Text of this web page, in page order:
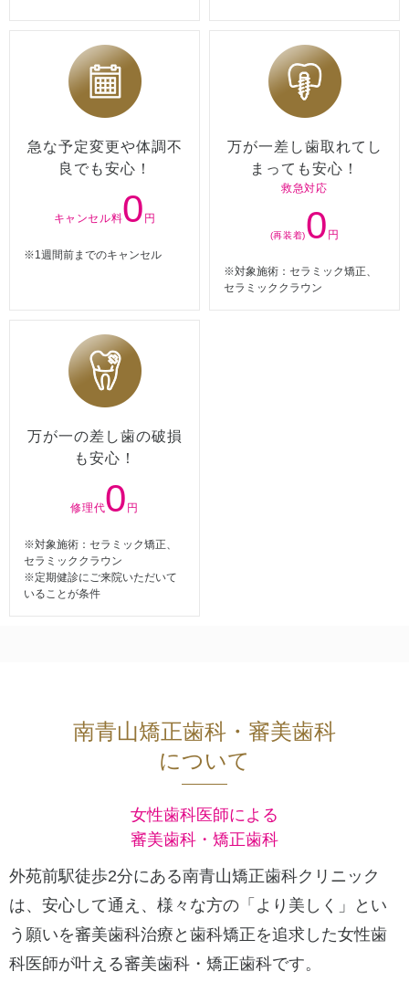
急な予定変更や体調不
良でも安心！
キャンセル料0 円
※1週間前までのキャンセル
万が一差し歯取れてし
まっても安心！
救急対応
(再装着)0 円
※対象施術：セラミック矯正、
セラミッククラウン
万が一の差し歯の破損
も安心！
修理代0 円
※対象施術：セラミック矯正、
セラミッククラウン
※定期健診にご来院いただいて
いることが条件
南青山矯正歯科・審美歯科
について
女性歯科医師による
審美歯科・矯正歯科
外苑前駅徒歩2分にある南青山矯正歯科クリニック
は、 安心して通え、様々な方の「より美しく」とい
う願いを審美歯科治療と歯科矯正を追求した女性歯
科医師が叶える審美歯科・矯正歯科です。